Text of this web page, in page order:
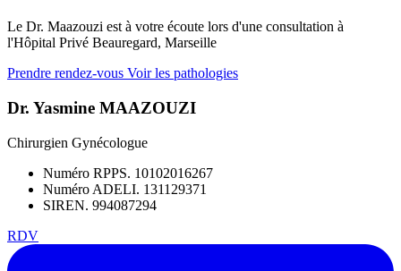
Le Dr. Maazouzi est à votre écoute lors d'une consultation à
l'Hôpital Privé Beauregard, Marseille
Prendre rendez-vous Voir les pathologies
Dr. Yasmine MAAZOUZI
Chirurgien Gynécologue
Numéro RPPS. 10102016267
Numéro ADELI. 131129371
SIREN. 994087294
RDV